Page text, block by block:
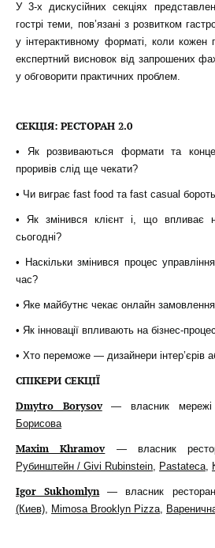
У 3-х дискусійних секціях
гострі теми, пов’язані з розвитком
у інтерактивному форматі, коли кожен
експертний висновок від запрошених
у обговорити практичних проблем.
СЕКЦІЯ: РЕСТОРАН 2.0
• Як розвиваються формати та
проривів слід ще чекати?
• Чи виграє fast food та fast casual
• Як змінився клієнт і, що впливає
сьогодні?
• Наскільки змінився процес
час?
• Яке майбутнє чекає онлайн замовлення
• Як інновації впливають на бізнес-
• Хто переможе — дизайнери інтер’єрів
СПІКЕРИ СЕКЦІЇ
Dmytro Borysov— власник мережі
Борисова
Maxim Khramov— власник
Рубинштейн / Givi Rubinstein, Pastateca,
Igor Sukhomlyn— власник
(Киев), Mimosa Brooklyn Pizza,